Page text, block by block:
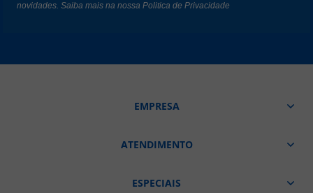
novidades. Saiba mais na nossaPolitica de Privacidade
EMPRESA
ATENDIMENTO
ESPECIAIS